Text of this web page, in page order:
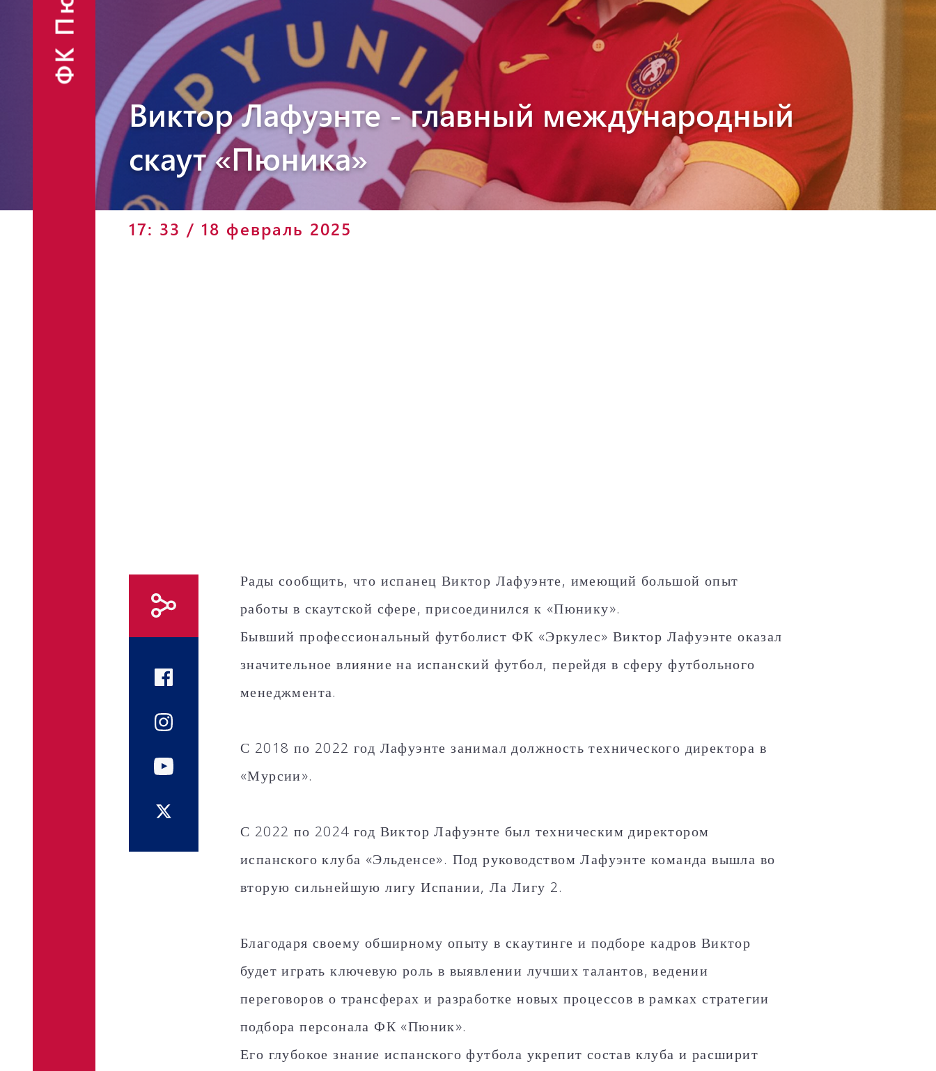
Финансовые
отчёты
Объявления
Контакты
Пюник 2012-2
Фан-шоп
Виктор Лафуэнте - главный международный
скаут «Пюника»
17: 33 / 18 февраль 2025
Рады сообщить, что испанец Виктор Лафуэнте, имеющий большой опыт
работы в скаутской сфере, присоединился к «Пюнику».
Бывший профессиональный футболист ФК «Эркулес» Виктор Лафуэнте оказал
значительное влияние на испанский футбол, перейдя в сферу футбольного
менеджмента.
С 2018 по 2022 год Лафуэнте занимал должность технического директора в
«Мурсии».
С 2022 по 2024 год Виктор Лафуэнте был техническим директором
испанского клуба «Эльденсе». Под руководством Лафуэнте команда вышла во
вторую сильнейшую лигу Испании, Ла Лигу 2.
Благодаря своему обширному опыту в скаутинге и подборе кадров Виктор
будет играть ключевую роль в выявлении лучших талантов, ведении
переговоров о трансферах и разработке новых процессов в рамках стратегии
подбора персонала ФК «Пюник».
Его глубокое знание испанского футбола укрепит состав клуба и расширит